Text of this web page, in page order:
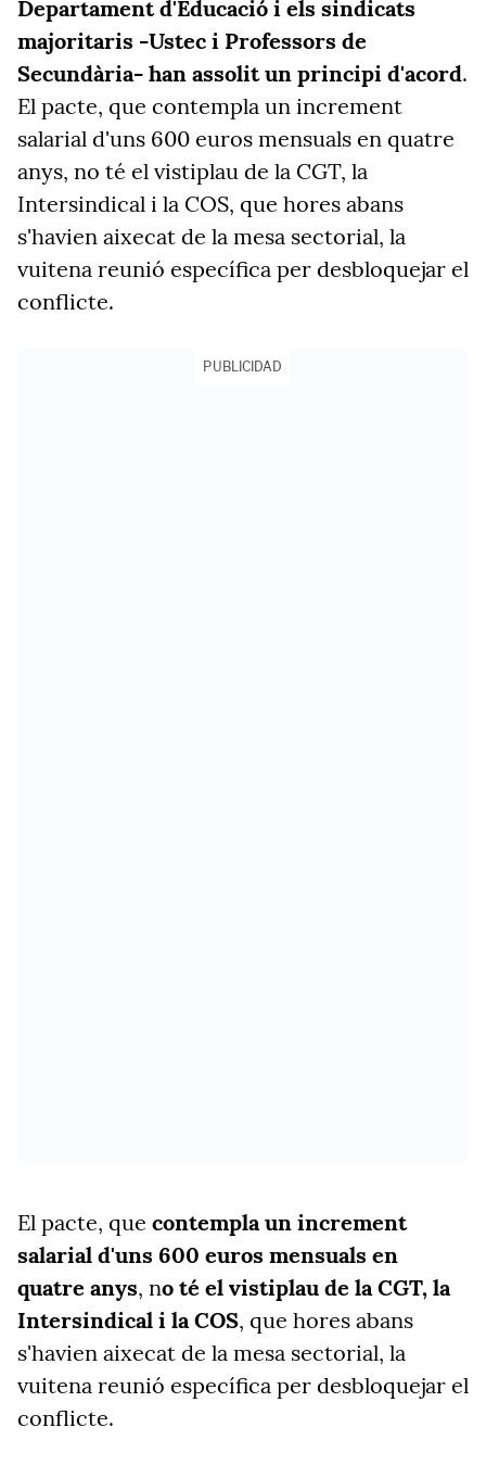
Departament d'Educació i els sindicats
majoritaris -Ustec i Professors de
Secundària- han assolit un principi d'acord.
El pacte, que contempla un increment
salarial d'uns 600 euros mensuals en quatre
anys, no té el vistiplau de la CGT, la
Intersindical i la COS, que hores abans
s'havien aixecat de la mesa sectorial, la
vuitena reunió específica per desbloquejar el
conflicte.
PUBLICIDAD
El pacte, que contempla un increment
salarial d'uns 600 euros mensuals en
quatre anys, no té el vistiplau de la CGT, la
Intersindical i la COS, que hores abans
s'havien aixecat de la mesa sectorial, la
vuitena reunió específica per desbloquejar el
conflicte.